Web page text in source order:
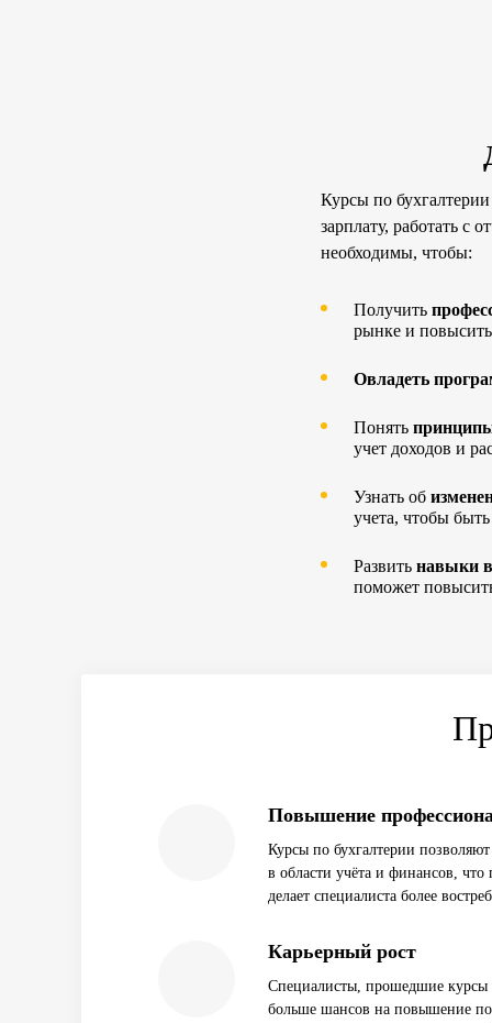
Курсы по
зарплату, работать с
необходимы, чтобы:
Получить
рынке и
Овладеть
Понять принципы
учет доходов и
Узнать об
учета, чтобы
Развить навыки в
поможет
Повышение
Курсы по бухгалтерии
в области учёта и финансов,
делает специалиста более
Карьерный рост
Специалисты, прошедшие курсы
больше шансов на повышение